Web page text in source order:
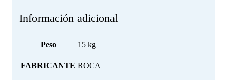
Información adicional
Peso 15 kg
FABRICANTE ROCA